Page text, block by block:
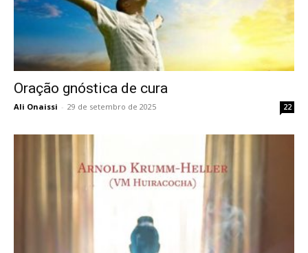
Oração gnóstica de cura
Ali Onaissi - 29 de setembro de 2025 22